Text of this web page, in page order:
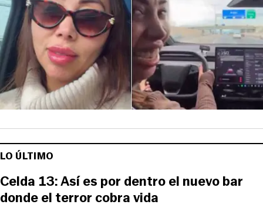
LO ÚLTIMO
Celda 13: Así es por dentro el nuevo bar
donde el terror cobra vida